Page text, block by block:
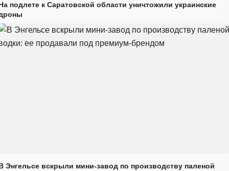
подлете к Саратовской области уничтожили украинские
Энгельсе вскрыли мини-завод по производству паленой